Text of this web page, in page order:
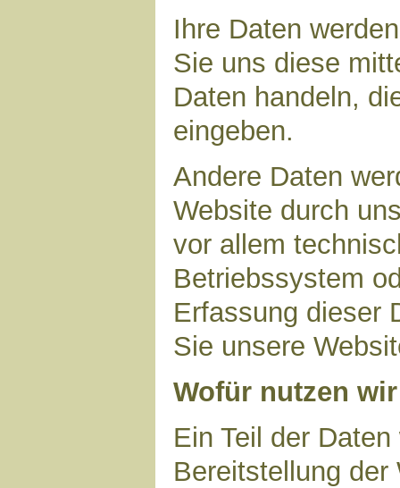
Ihre Daten
Sie uns diese
Daten handeln,
eingeben.
Andere Daten
Website durch
vor allem
Betriebssystem
Erfassung dieser
Sie unsere
Wofür nutzen
Ein Teil der
Bereitstellung der